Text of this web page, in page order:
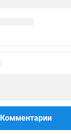
Комментарии